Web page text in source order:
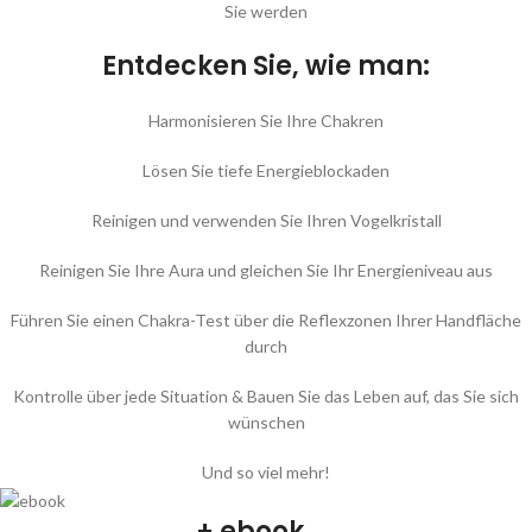
Sie werden
Entdecken Sie, wie man:
Harmonisieren Sie Ihre Chakren
Lösen Sie tiefe Energieblockaden
Reinigen und verwenden Sie Ihren Vogelkristall
Reinigen Sie Ihre Aura und gleichen Sie Ihr Energieniveau aus
Führen Sie einen Chakra-Test über die Reflexzonen Ihrer Handfläche
durch
Kontrolle über jede Situation & Bauen Sie das Leben auf, das Sie sich
wünschen
Und so viel mehr!